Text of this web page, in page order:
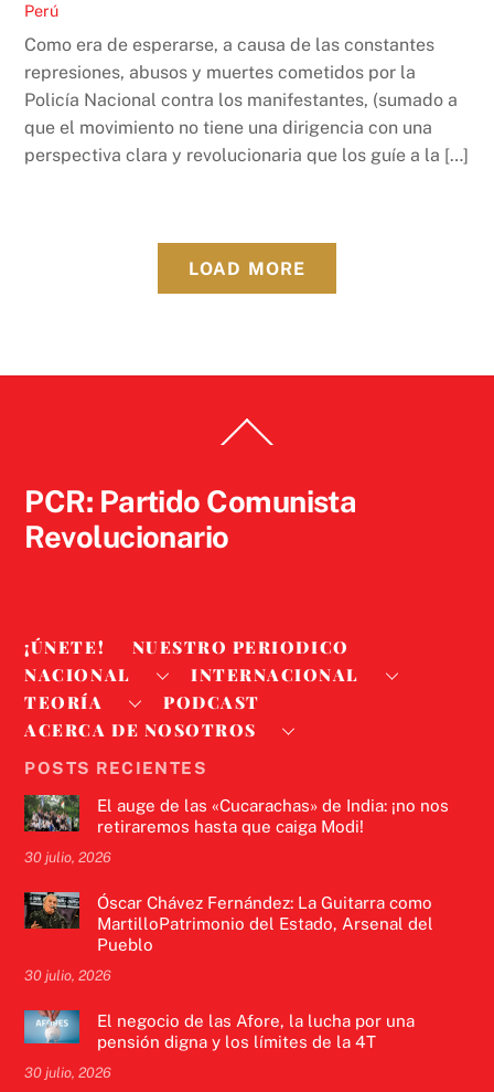
Perú
Como era de esperarse, a causa de las constantes
represiones, abusos y muertes cometidos por la
Policía Nacional contra los manifestantes, (sumado a
que el movimiento no tiene una dirigencia con una
perspectiva clara y revolucionaria que los guíe a la […]
LOAD MORE
To
PCR: Partido Comunista
Revolucionario
¡ÚNETE!
NUESTRO PERIODICO
NACIONAL
INTERNACIONAL
TEORÍA
PODCAST
ACERCA DE NOSOTROS
POSTS RECIENTES
El auge de las «Cucarachas» de India: ¡no nos
retiraremos hasta que caiga Modi!
30 julio, 2026
Óscar Chávez Fernández: La Guitarra como
MartilloPatrimonio del Estado, Arsenal del
Pueblo
30 julio, 2026
El negocio de las Afore, la lucha por una
pensión digna y los límites de la 4T
30 julio, 2026